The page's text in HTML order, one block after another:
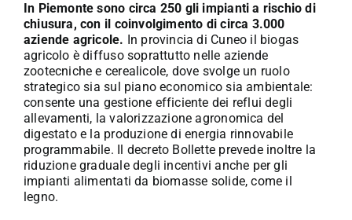
In Piemonte sono circa 250 gli impianti a rischio di
chiusura, con il coinvolgimento di circa 3.000
aziende agricole. In provincia di Cuneo il biogas
agricolo è diffuso soprattutto nelle aziende
zootecniche e cerealicole, dove svolge un ruolo
strategico sia sul piano economico sia ambientale:
consente una gestione efficiente dei reflui degli
allevamenti, la valorizzazione agronomica del
digestato e la produzione di energia rinnovabile
programmabile. Il decreto Bollette prevede inoltre la
riduzione graduale degli incentivi anche per gli
impianti alimentati da biomasse solide, come il
legno.